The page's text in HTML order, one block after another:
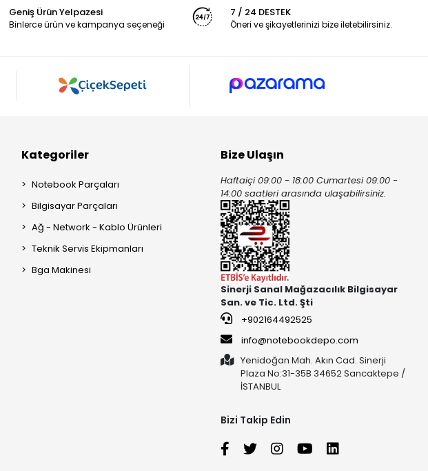
Geniş Ürün Yelpazesi
Binlerce ürün ve kampanya seçeneği
7 / 24 DESTEK
Öneri ve şikayetlerinizi bize iletebilirsiniz.
Kategoriler
Notebook Parçaları
Bilgisayar Parçaları
Ağ - Network - Kablo Ürünleri
Teknik Servis Ekipmanları
Bga Makinesi
Bize Ulaşın
Haftaiçi 09:00 - 18:00 Cumartesi 09:00 -
14:00 saatleri arasında ulaşabilirsiniz.
Sinerji Sanal Mağazacılık Bilgisayar
San. ve Tic. Ltd. Şti
+902164492525
info@notebookdepo.com
Yenidoğan Mah. Akın Cad. Sinerji
Plaza No:31-35B 34652 Sancaktepe /
İSTANBUL
Bizi Takip Edin